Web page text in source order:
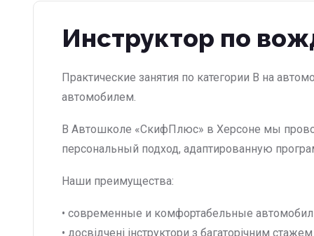
Инструктор по
Практические занятия по категории B на
автомобилем.
В Автошколе «СкифПлюс» в Херсоне мы
персональный подход, адаптированную
Наши преимущества:
• современные и комфортабельные
• досвідчені інструктори з багаторічним стажем